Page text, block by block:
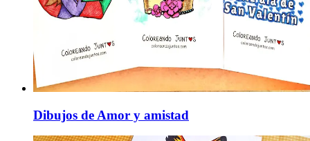
Dibujos de Amor y amistad